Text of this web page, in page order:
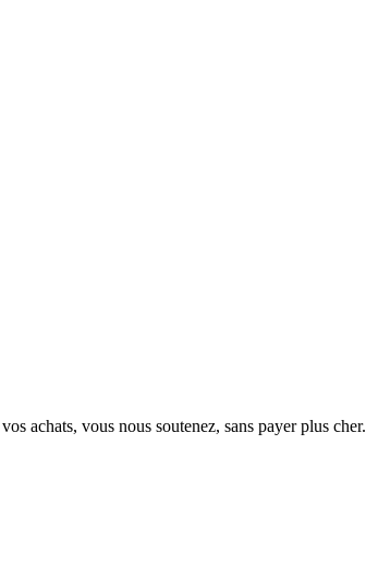
achats, vous nous soutenez, sans payer plus cher.